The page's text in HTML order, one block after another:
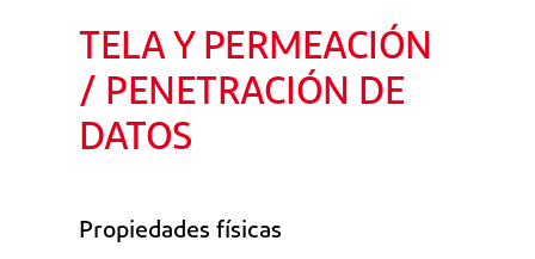
TELA Y PERMEACIÓN
/ PENETRACIÓN DE
DATOS
Propiedades físicas